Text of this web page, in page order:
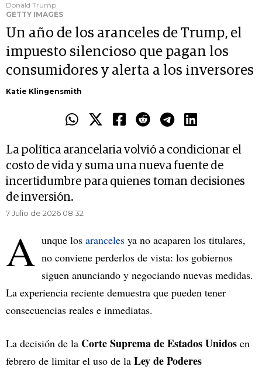
Donald Trump
GETTY IMAGES
Un año de los aranceles de Trump, el
impuesto silencioso que pagan los
consumidores y alerta a los inversores
Katie Klingensmith
La política arancelaria volvió a condicionar el
costo de vida y suma una nueva fuente de
incertidumbre para quienes toman decisiones
de inversión.
7 Julio de 2026 08.32
A unque los aranceles ya no acaparen los titulares,
no conviene perderlos de vista: los gobiernos
siguen anunciando y negociando nuevas medidas.
La experiencia reciente demuestra que pueden tener
consecuencias reales e inmediatas.
La decisión de la Corte Suprema de Estados Unidos en
febrero de limitar el uso de la Ley de Poderes